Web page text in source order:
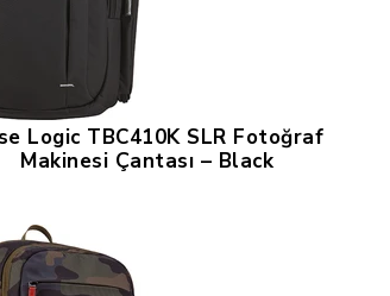
Logic TBC410K SLR Fotoğraf
Makinesi Çantası – Black